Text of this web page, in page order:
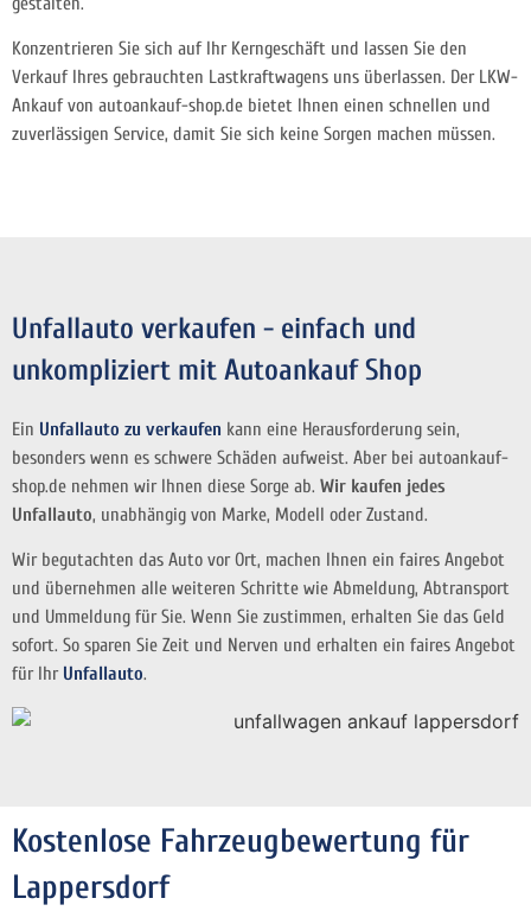
Konzentrieren Sie sich auf Ihr Kerngeschäft und lassen Sie den
Verkauf Ihres gebrauchten Lastkraftwagens uns überlassen. Der LKW-
Ankauf von autoankauf-shop.de bietet Ihnen einen schnellen und
zuverlässigen Service, damit Sie sich keine Sorgen machen müssen.
Unfallauto verkaufen - einfach und
unkompliziert mit Autoankauf Shop
Ein Unfallauto zu verkaufen kann eine Herausforderung sein,
besonders wenn es schwere Schäden aufweist. Aber bei autoankauf-
shop.de nehmen wir Ihnen diese Sorge ab. Wir kaufen jedes
Unfallauto, unabhängig von Marke, Modell oder Zustand.
Wir begutachten das Auto vor Ort, machen Ihnen ein faires Angebot
und übernehmen alle weiteren Schritte wie Abmeldung, Abtransport
und Ummeldung für Sie. Wenn Sie zustimmen, erhalten Sie das Geld
sofort. So sparen Sie Zeit und Nerven und erhalten ein faires Angebot
für Ihr Unfallauto.
Kostenlose Fahrzeugbewertung für
Lappersdorf